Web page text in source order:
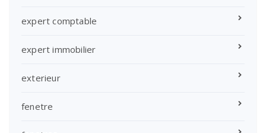
expert comptable
expert immobilier
exterieur
fenetre